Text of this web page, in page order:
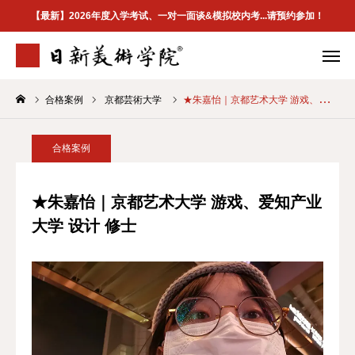
【最新】2026年度入学考试、一对一面谈&模拟校内考...请预约参加！
合格案例 京都芸術大学 ★朱嘉怡｜京都艺术大学 游戏、爱知产业大学 设计 修士
合格案例
★朱嘉怡｜京都艺术大学 游戏、爱知产业
大学 设计 修士
学院介绍 专业案内
合格案例
学院介紹
最新資訊